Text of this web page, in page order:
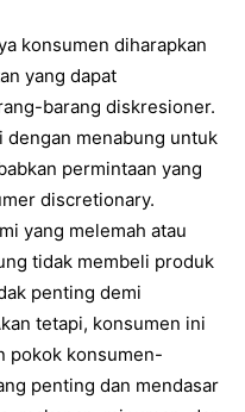
konsumen diharapkan
yang dapat
barang diskresioner.
dengan menabung untuk
permintaan yang
discretionary.
yang melemah atau
tidak membeli produk
penting demi
tetapi, konsumen ini
pokok konsumen-
penting dan mendasar